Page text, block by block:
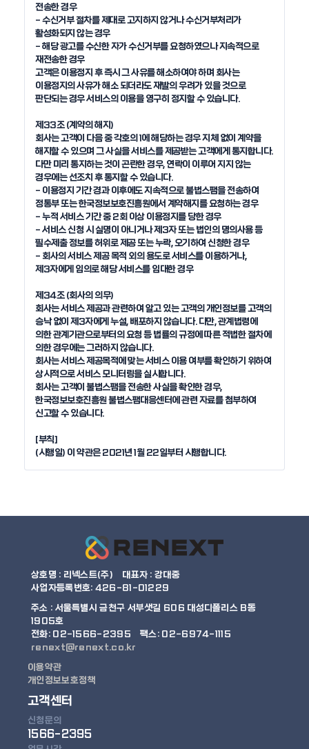
전송한 경우
- 수신거부 절차를 제대로 고지하지 않거나 수신거부처리가
활성화되지 않는 경우
- 해당 광고를 수신한 자가 수신거부를 요청하였으나 지속적으로
재전송한 경우
고객은 이용정지 후 즉시 그 사유를 해소하여야 하며 회사는
이용정지의 사유가 해소 되더라도 재발의 우려가 있을 것으로
판단되는 경우 서비스의 이용을 영구히 정지할 수 있습니다.
제33조 (계약의 해지)
회사는 고객이 다음 중 각호의 1에 해당하는 경우 지체 없이 계약을
해지할 수 있으며 그 사실을 서비스를 제공받는 고객에게 통지합니다.
다만 미리 통지하는 것이 곤란한 경우, 연락이 이루어 지지 않는
경우에는 선조치 후 통지할 수 있습니다.
- 이용정지 기간 경과 이후에도 지속적으로 불법스팸을 전송하여
정통부 또는 한국정보보호진흥원에서 계약해지를 요청하는 경우
- 누적 서비스 기간 중 2회 이상 이용정지를 당한 경우
- 서비스 신청 시 실명이 아니거나 제3자 또는 법인의 명의사용 등
필수제출 정보를 허위로 제공 또는 누락, 오기하여 신청한 경우
- 회사의 서비스 제공 목적 외의 용도로 서비스를 이용하거나,
제3자에게 임의로 해당 서비스를 임대한 경우
제34조 (회사의 의무)
회사는 서비스 제공과 관련하여 알고 있는 고객의 개인정보를 고객의
승낙 없이 제3자에게 누설, 배포하지 않습니다. 다만, 관계법령에
의한 관계기관으로부터의 요청 등 법률의 규정에 따른 적법한 절차에
의한 경우에는 그러하지 않습니다.
회사는 서비스 제공목적에 맞는 서비스 이용 여부를 확인하기 위하여
상시적으로 서비스 모니터링을 실시합니다.
회사는 고객이 불법스팸을 전송한 사실을 확인한 경우,
한국정보보호진흥원 불법스팸대응센터에 관련 자료를 첨부하여
신고할 수 있습니다.
[부칙]
(시행일) 이 약관은 2021년 1월 22일부터 시행합니다.
상호명 : 리넥스트(주)
대표자 : 강대중
사업자등록번호: 426-81-01229
주소 : 서울특별시 금천구 서부샛길 606 대성디폴리스 B동
1905호
전화: 02-1566-2395
팩스: 02-6974-1115
renext@renext.co.kr
이용약관
개인정보보호정책
고객센터
신청문의
1566-2395